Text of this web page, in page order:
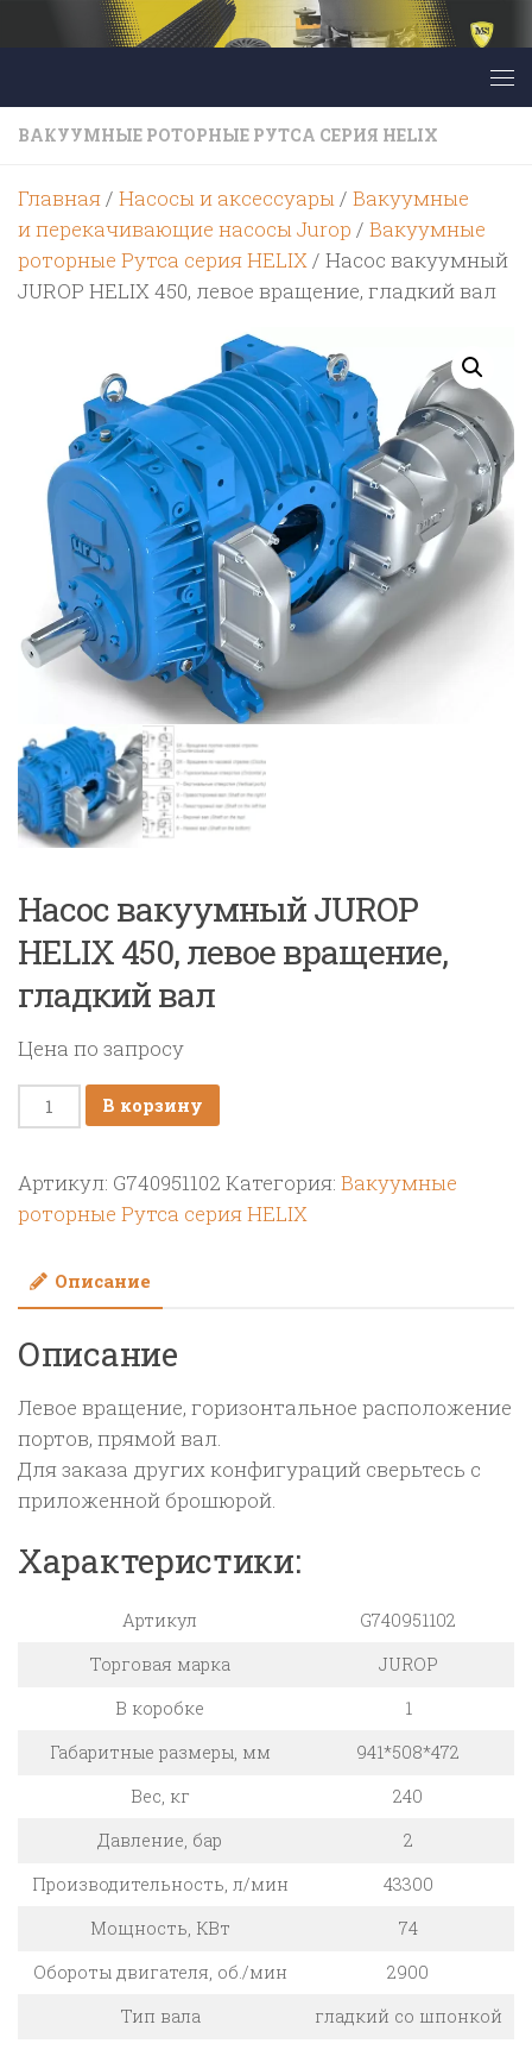
Перейти к содержимому
ВАКУУМНЫЕ РОТОРНЫЕ РУТСА СЕРИЯ HELIX
Главная/ Насосы и аксессуары/ Вакуумные
и перекачивающие насосы Jurop / Вакуумные
роторные Рутса серия HELIX/ Насос вакуумный
JUROP HELIX 450, левое вращение, гладкий вал
Насос вакуумный JUROP
HELIX 450, левое вращение,
гладкий вал
Цена по запросу
Количество
товара
вакуумный
JUROP
450,
левое
вращение,
вал
В корзину
Артикул: G740951102 Категория: Вакуумные
роторные Рутса серия HELIX
Описание
Описание
Левое вращение, горизонтальное расположение
портов, прямой вал.
Для заказа других конфигураций сверьтесь с
приложенной брошюрой.
Характеристики:
Артикул
G740951102
Торговая марка
JUROP
В коробке
1
Габаритные размеры, мм
941*508*472
Вес, кг
240
Давление, бар
2
Производительность, л/мин
43300
Мощность, КВт
74
Обороты двигателя, об./мин
2900
Тип вала
гладкий со шпонкой